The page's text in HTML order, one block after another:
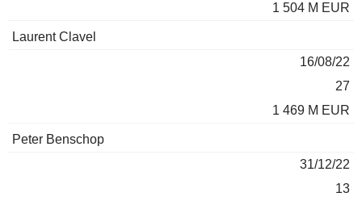
1 504 M EUR
Laurent Clavel
16/08/22
27
1 469 M EUR
Peter Benschop
31/12/22
13